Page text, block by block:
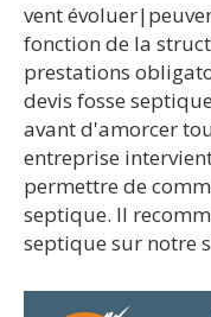
vent
fonction de la
prestations
devis fosse
avant d'amorcer
entreprise
permettre de
septique. Il
septique sur notre